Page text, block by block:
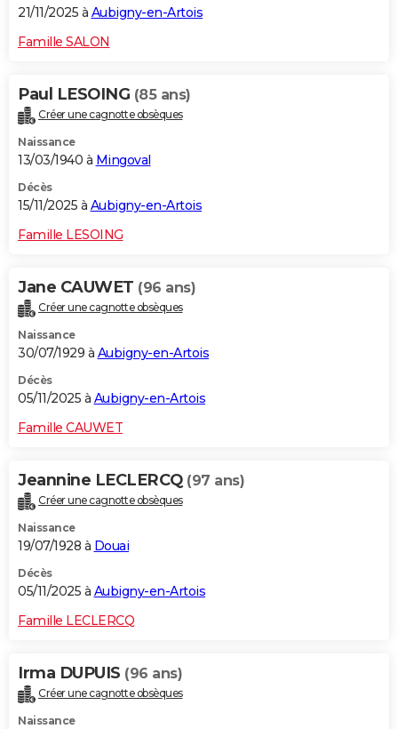
21/11/2025 à Aubigny-en-Artois
Famille SALON
Paul LESOING (85 ans)
Créer une cagnotte obsèques
Naissance
13/03/1940 à Mingoval
Décès
15/11/2025 à Aubigny-en-Artois
Famille LESOING
Jane CAUWET (96 ans)
Créer une cagnotte obsèques
Naissance
30/07/1929 à Aubigny-en-Artois
Décès
05/11/2025 à Aubigny-en-Artois
Famille CAUWET
Jeannine LECLERCQ (97 ans)
Créer une cagnotte obsèques
Naissance
19/07/1928 à Douai
Décès
05/11/2025 à Aubigny-en-Artois
Famille LECLERCQ
Irma DUPUIS (96 ans)
Créer une cagnotte obsèques
Naissance